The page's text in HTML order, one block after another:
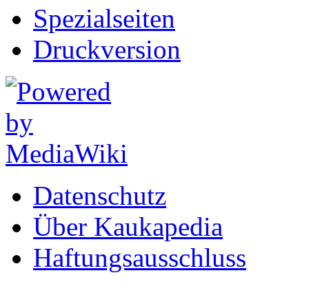
Spezialseiten
Druckversion
Datenschutz
Über Kaukapedia
Haftungsausschluss